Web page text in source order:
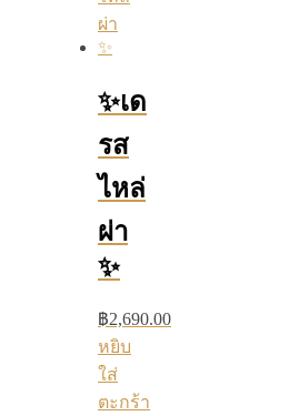
✨เด
รส
ไหล่
ผ่า
✨
฿2,690.00
หยิบ
ใส่
ตะกร้า